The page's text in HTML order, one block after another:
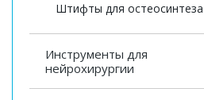
Штифты для остеосинтеза
Инструменты для
нейрохирургии